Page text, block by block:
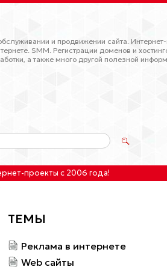
и продвижении сайта. Интернет-
SMM. Регистрации доменов и
а также много другой полезной
проекты с 2006 года!
ТЕМЫ
Реклама в интернете
Web сайты